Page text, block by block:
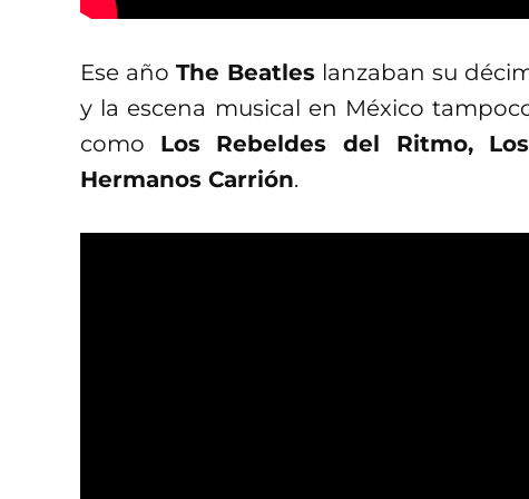
Ese año The Beatles lanzaban su
y la escena musical en México
como Los Rebeldes del Ritmo,
Hermanos Carrión.